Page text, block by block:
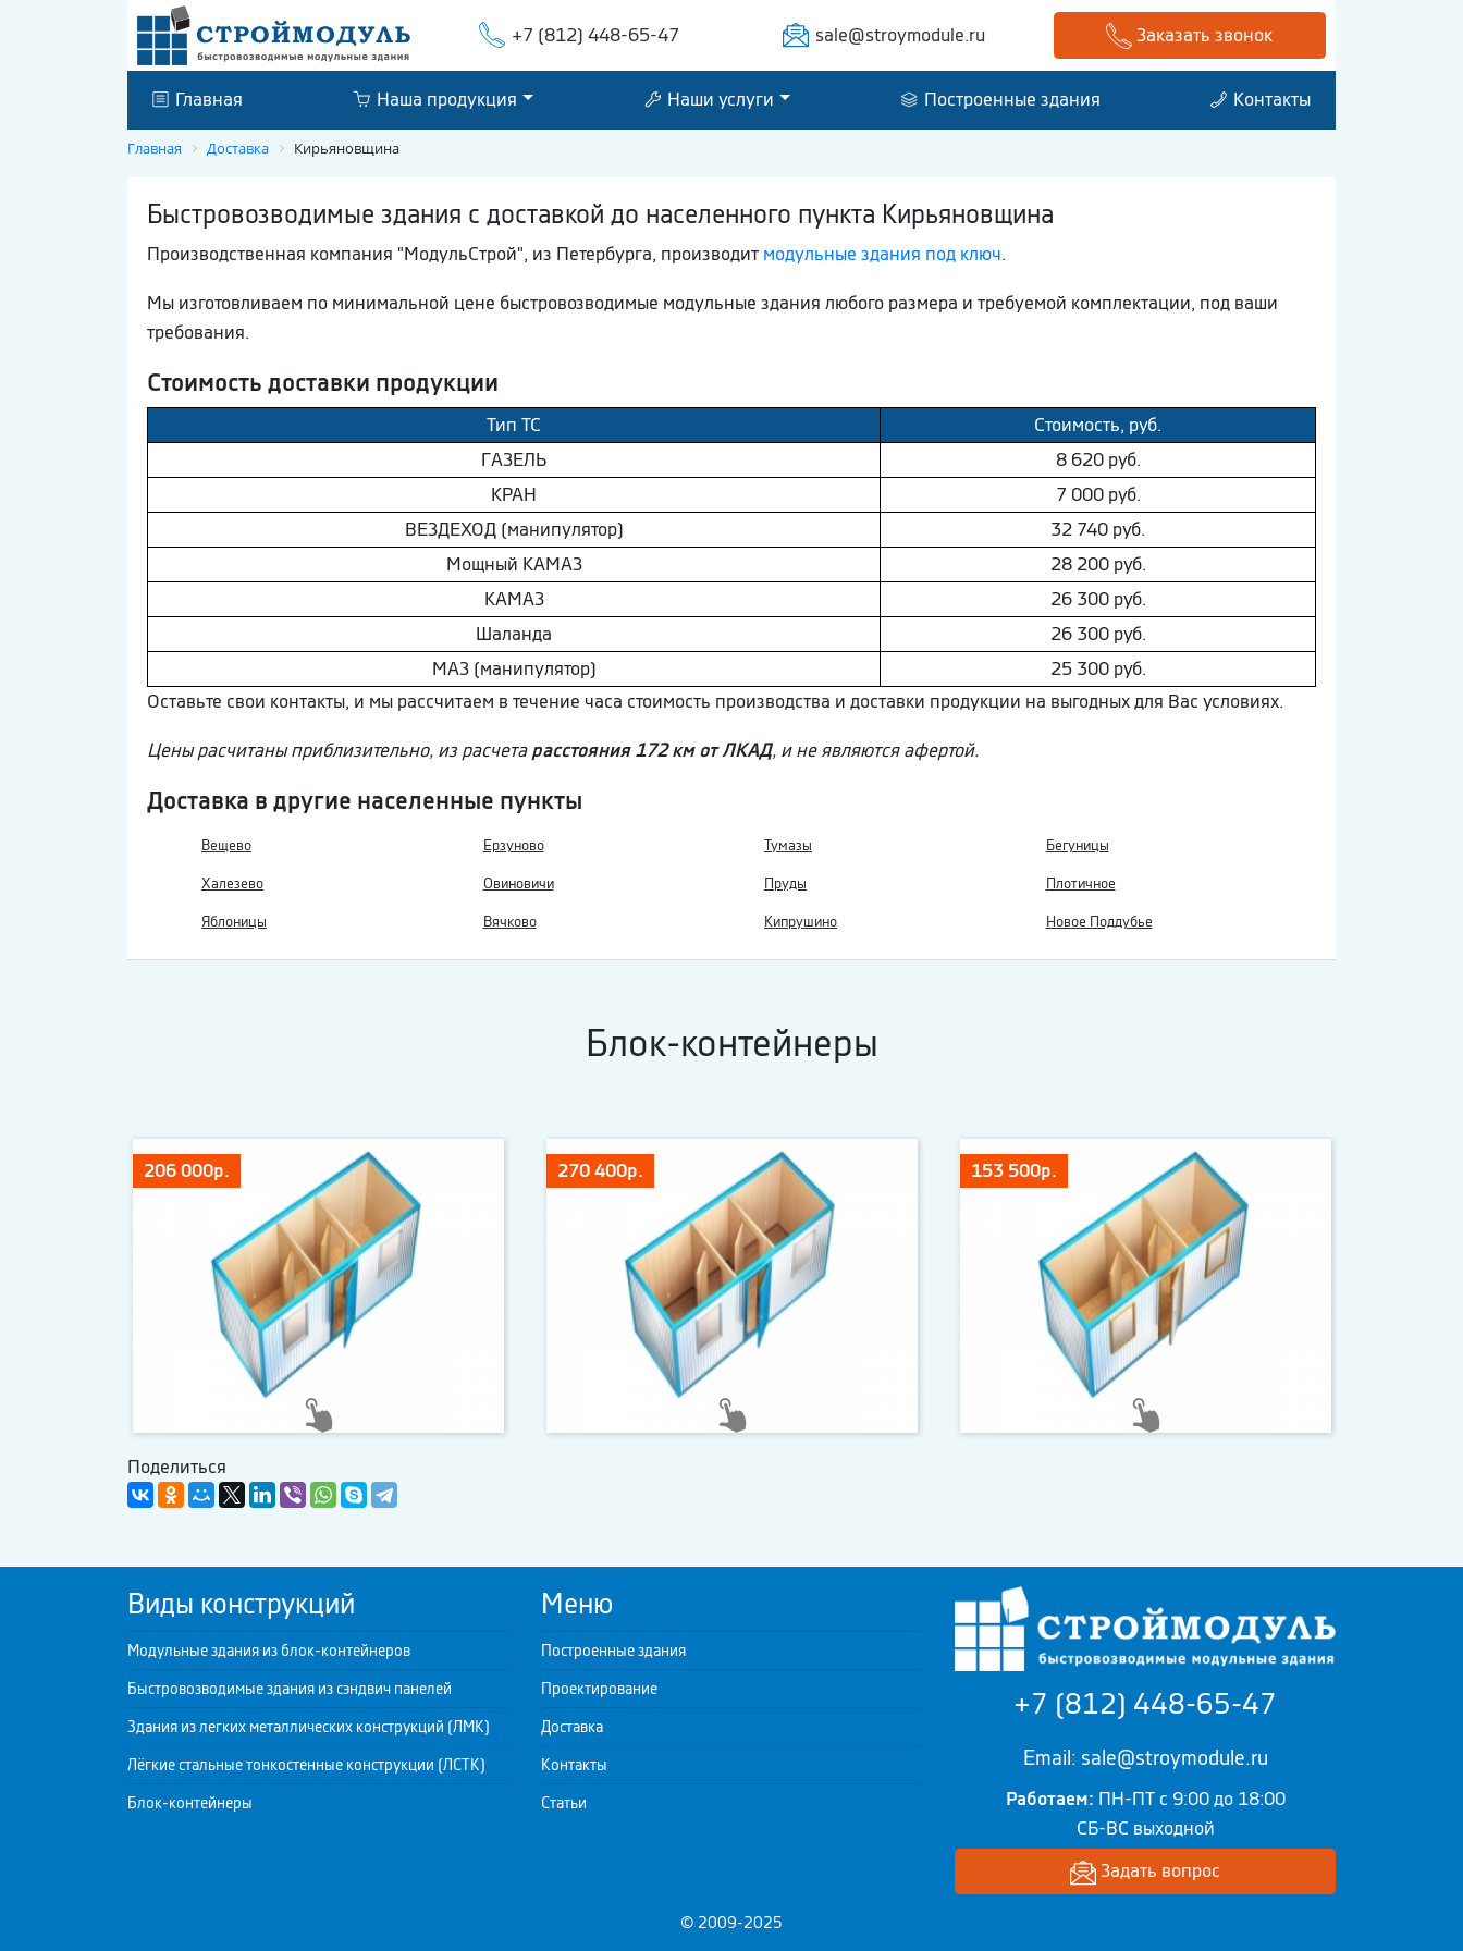
+7 (812) 448-65-47 sale@stroymodule.ru Заказать звонок
Главная Наша продукция Наши услуги Построенные здания Контакты
Главная Доставка Кирьяновщина
Быстровозводимые здания с доставкой до населенного пункта Кирьяновщина
Производственная компания "МодульСтрой", из Петербурга, производит модульные здания под ключ.
Мы изготовливаем по минимальной цене быстровозводимые модульные здания любого размера и требуемой комплектации, под ваши
требования.
Стоимость доставки продукции
Тип ТС
Стоимость, руб.
ГAЗEЛЬ
8 620 руб.
КРАН
7 000 руб.
ВEЗДEХОД (манипулятор)
32 740 руб.
Мощный КAМAЗ
28 200 руб.
КAМAЗ
26 300 руб.
Шaлaнда
26 300 руб.
МAЗ (манипулятор)
25 300 руб.
Оставьте свои контакты, и мы рассчитаем в течение часа стоимость производства и доставки продукции на выгодных для Вас условиях.
Цены расчитаны приблизительно, из расчетарасстояния 172 км от ЛКАД, и не являются афертой.
Доставка в другие населенные пункты
Вещево Ерзуново Тумазы Бегуницы
Халезево Овиновичи Пруды Плотичное
Яблоницы Вячково Кипрушино Новое Поддубье
Блок-контейнеры
206 000р. 270 400р. 153 500р.
Поделиться
Виды конструкций
Модульные здания из блок-контейнеров
Быстровозводимые здания из сэндвич панелей
Здания из легких металлических конструкций (ЛМК)
Лёгкие стальные тонкостенные конструкции (ЛСТК)
Блок-контейнеры
Меню
Построенные здания
Проектирование
Доставка
Контакты
Статьи
+7 (812) 448-65-47
Email: sale@stroymodule.ru
Работаем: ПН-ПТ с 9:00 до 18:00
СБ-ВС выходной
Задать вопрос
© 2009-2025